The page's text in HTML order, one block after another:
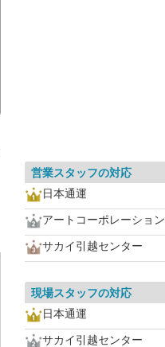
営業スタッフの対応
日本通運
アートコーポレーション
サカイ引越センター
現場スタッフの対応
日本通運
サカイ引越センター